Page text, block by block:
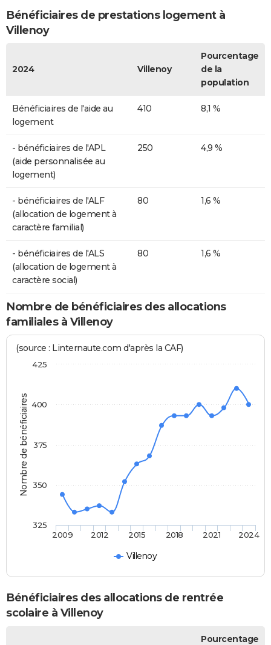
Bénéficiaires de prestations logement à
Villenoy
2024 Villenoy
Pourcentage
de la
population
Bénéficiaires de l'aide au
logement
410 8,1 %
- bénéficiaires de l'APL
(aide personnalisée au
logement)
250 4,9 %
- bénéficiaires de l'ALF
(allocation de logement à
caractère familial)
80 1,6 %
- bénéficiaires de l'ALS
(allocation de logement à
caractère social)
80 1,6 %
Nombre de bénéficiaires des allocations
familiales à Villenoy
Nombre de bénéficiaires
(source : Linternaute.com d'après la CAF)
Villenoy
2009 2012 2015 2018 2021 2024
325
350
375
400
425
Bénéficiaires des allocations de rentrée
scolaire à Villenoy
Pourcentage